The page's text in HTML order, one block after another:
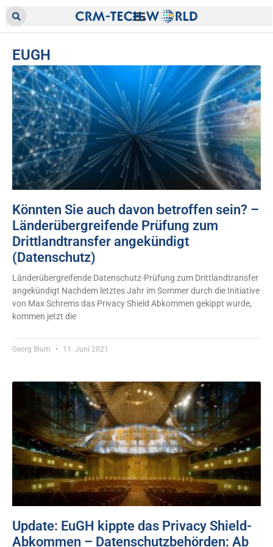
EUGH
Könnten Sie auch davon betroffen sein? –
Länderübergreifende Prüfung zum
Drittlandtransfer angekündigt
(Datenschutz)
Länderübergreifende Datenschutz-Prüfung zum Drittlandtransfer
angekündigt Nachdem letztes Jahr im Sommer durch die Initiative
von Max Schrems das Privacy Shield Abkommen gekippt wurde,
kommen jetzt die
Georg Blum 11. Juni 2021
Update: EuGH kippte das Privacy Shield-
Abkommen – Datenschutzbehörden: Ab